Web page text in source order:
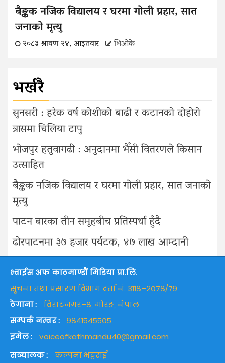
बैङ्कक नजिक विद्यालय र घरमा गोली प्रहार, सात
जनाको मृत्यु
२०८३ श्रावण २४, आइतवार भिओके
भर्खरै
सुनसरी : हरेक वर्ष कोशीको बाढी र कटानको दोहोरो
त्रासमा चिलिया टापु
भोजपुर हतुवागढी : अनुदानमा भैँसी वितरणले किसान
उत्साहित
बैङ्कक नजिक विद्यालय र घरमा गोली प्रहार, सात जनाको
मृत्यु
पाटन बारका तीन समूहबीच प्रतिस्पर्धा हुँदै
ढोरपाटनमा ३७ हजार पर्यटक, ४७ लाख आम्दानी
भ्वाईस अफ काठमाण्डौं मिडिया प्रा.लि.
सूचना तथा प्रसारण विभाग दर्ता नं. ३११८–२०७८/७९
ठेगाना :
विराटनगर–८, मोरङ, नेपाल
सम्पर्क नम्वर :
९८४१५४५५०५
इमेल :
voiceofkathmandu40@gmail.com
सञ्चालक :
कल्पना भट्टराई